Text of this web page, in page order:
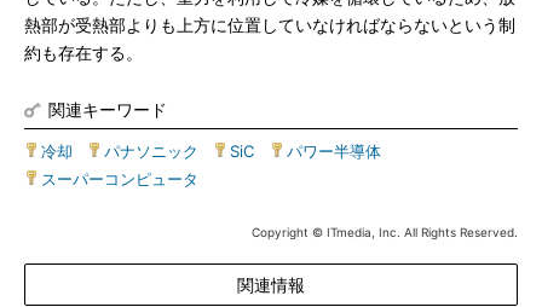
熱部が受熱部よりも上方に位置していなければならないという制
約も存在する。
関連キーワード
冷却 パナソニック SiC パワー半導体
スーパーコンピュータ
Copyright © ITmedia, Inc. All Rights Reserved.
関連情報